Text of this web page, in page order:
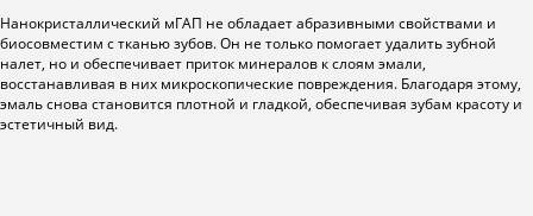
Нанокристаллический мГАП не обладает абразивными свойствами и
биосовместим с тканью зубов. Он не только помогает удалить зубной
налет, но и обеспечивает приток минералов к слоям эмали,
восстанавливая в них микроскопические повреждения. Благодаря этому,
эмаль снова становится плотной и гладкой, обеспечивая зубам красоту и
эстетичный вид.